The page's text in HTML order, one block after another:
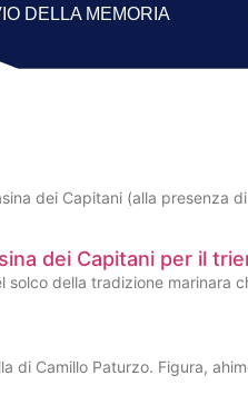
DELLA MEMORIA
dei Capitani (alla presenza
dei Capitani per il
della tradizione marinara
Camillo Paturzo. Figura,